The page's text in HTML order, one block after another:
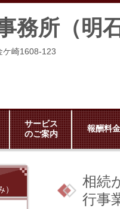
務所（明石
崎1608-123
サービス
のご案内
報酬料
相続
行事
）